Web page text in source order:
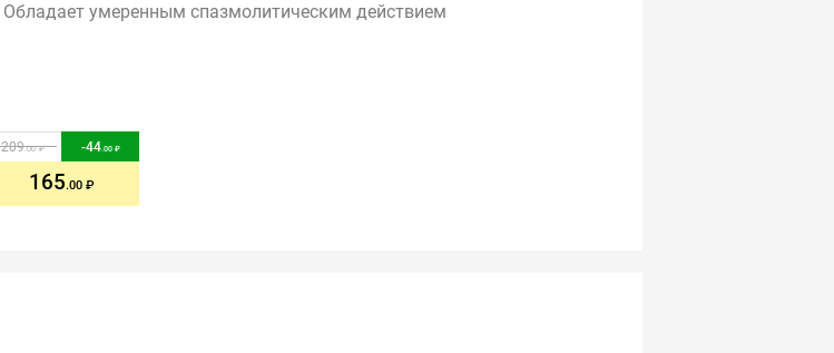
Обладает умеренным спазмолитическим действием
209.00 -44.00
165.00